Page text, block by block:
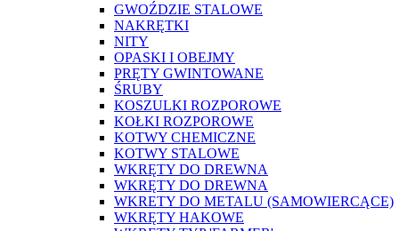
GWOŹDZIE STALOWE
NAKRĘTKI
NITY
OPASKI I OBEJMY
PRĘTY GWINTOWANE
ŚRUBY
KOSZULKI ROZPOROWE
KOŁKI ROZPOROWE
KOTWY CHEMICZNE
KOTWY STALOWE
WKRĘTY DO DREWNA
WKRĘTY DO DREWNA
WKRETY DO METALU (SAMOWIERCĄCE)
WKRĘTY HAKOWE